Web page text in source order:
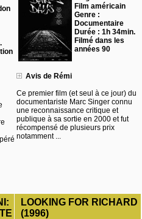
Film américain
Genre :
Documentaire
Durée : 1h 34min.
Filmé dans les
années 90
Avis de Rémi
Ce premier film (et seul à ce jour) du
documentariste Marc Singer connu
une reconnaissance critique et
publique à sa sortie en 2000 et fut
récompensé de plusieurs prix
notamment ...
LOOKING FOR RICHARD
(1996)